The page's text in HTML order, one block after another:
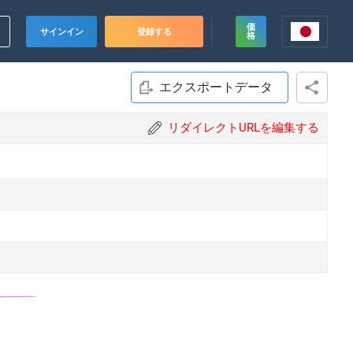
サインイン 登録する
価
格
エクスポートデータ
リダイレクトURLを編集する